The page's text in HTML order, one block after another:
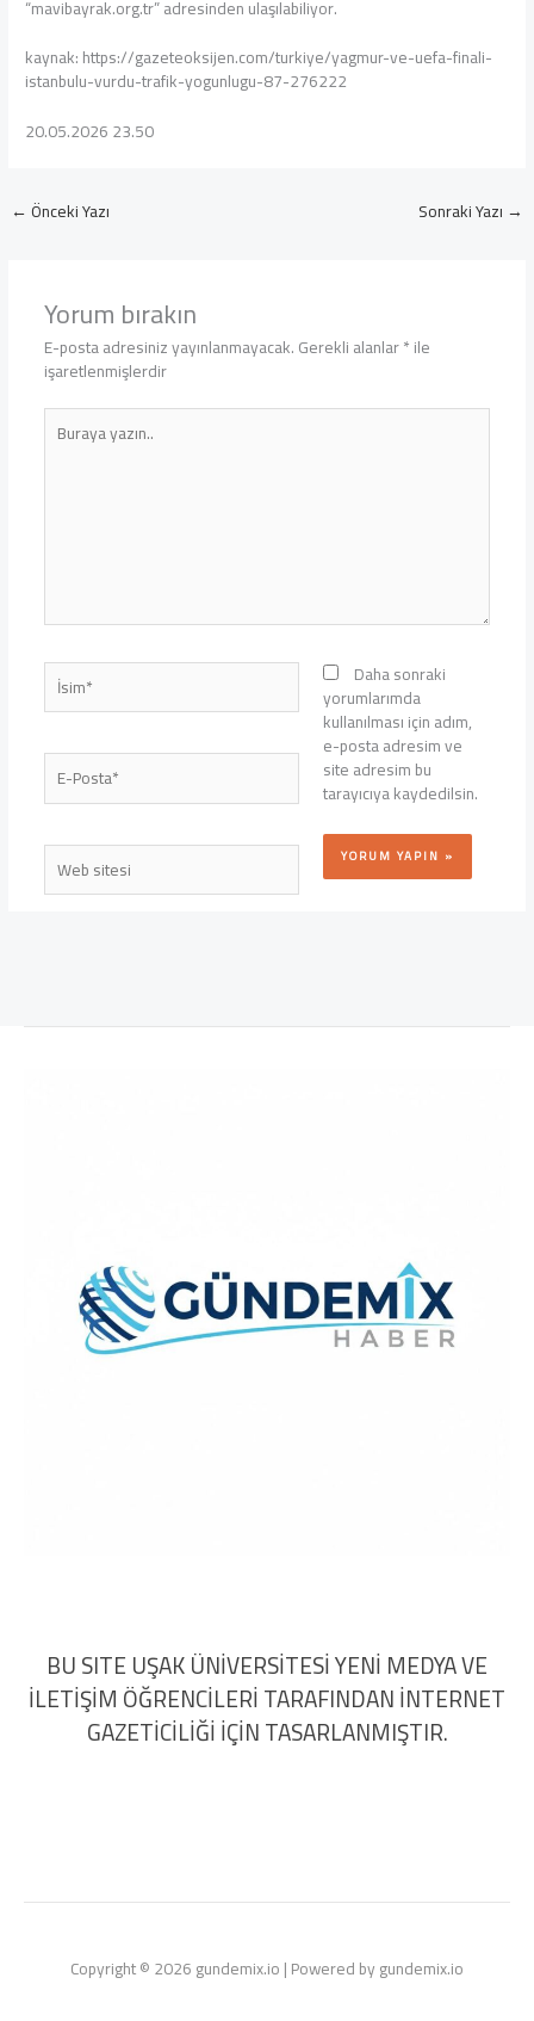
“mavibayrak.org.tr” adresinden ulaşılabiliyor.
kaynak: https://gazeteoksijen.com/turkiye/yagmur-ve-uefa-finali-
istanbulu-vurdu-trafik-yogunlugu-87-276222
20.05.2026 23.50
← Önceki Yazı Sonraki Yazı →
Yorum bırakın
E-posta adresiniz yayınlanmayacak.Gerekli alanlar*ile
işaretlenmişlerdir
Buraya
yazın..
İsim*
E-
Posta*
Web
sitesi
Daha sonraki
yorumlarımda
kullanılması için adım,
e-posta adresim ve
site adresim bu
tarayıcıya kaydedilsin.
BU SITE UŞAK ÜNİVERSİTESİ YENİ MEDYA VE
İLETİŞİM ÖĞRENCİLERİ TARAFINDAN İNTERNET
GAZETİCİLİĞİ İÇİN TASARLANMIŞTIR.
Copyright © 2026 gundemix.io | Powered by gundemix.io